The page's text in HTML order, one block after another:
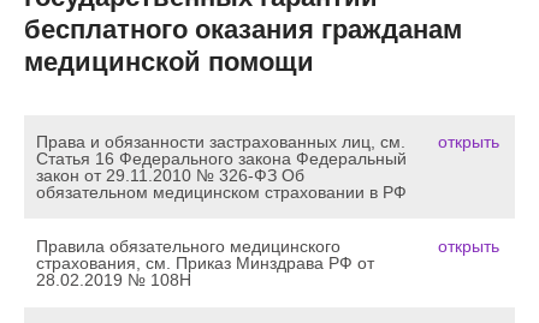
бесплатного оказания гражданам
медицинской помощи
Права и обязанности застрахованных лиц, см.
Статья 16 Федерального закона Федеральный
закон от 29.11.2010 № 326-ФЗ Об
обязательном медицинском страховании в РФ
открыть
Правила обязательного медицинского
страхования, см. Приказ Минздрава РФ от
28.02.2019 № 108Н
открыть